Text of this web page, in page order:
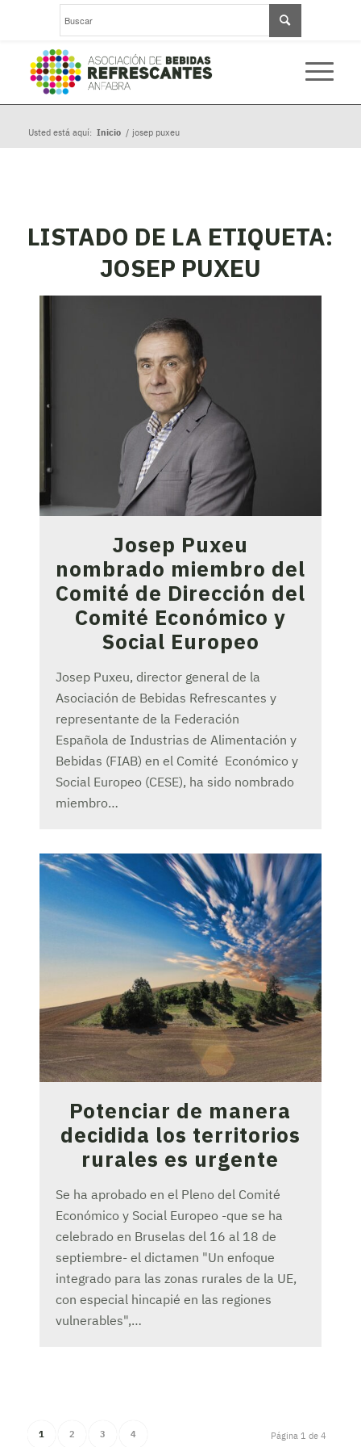
Usted está aquí: Inicio / josep puxeu
LISTADO DE LA ETIQUETA:
JOSEP PUXEU
Josep Puxeu
nombrado miembro del
Comité de Dirección del
Comité Económico y
Social Europeo
Josep Puxeu, director general de la
Asociación de Bebidas Refrescantes y
representante de la Federación
Española de Industrias de Alimentación y
Bebidas (FIAB) en el Comité Económico y
Social Europeo (CESE), ha sido nombrado
miembro…
Potenciar de manera
decidida los territorios
rurales es urgente
Se ha aprobado en el Pleno del Comité
Económico y Social Europeo -que se ha
celebrado en Bruselas del 16 al 18 de
septiembre- el dictamen "Un enfoque
integrado para las zonas rurales de la UE,
con especial hincapié en las regiones
vulnerables",…
Página 1 de 4
1 2 3 4